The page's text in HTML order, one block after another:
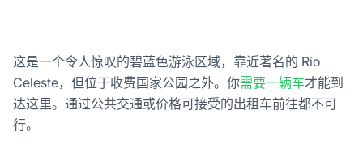
这是一个令人惊叹的碧蓝色游泳区域，靠近著名的 Rio
Celeste，但位于收费国家公园之外。你需要一辆车才能到
达这里。通过公共交通或价格可接受的出租车前往都不可
行。